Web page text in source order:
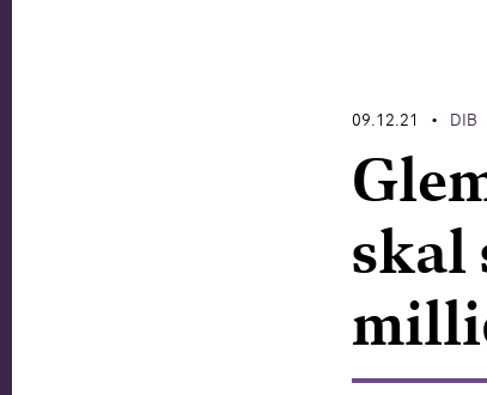
09.12.21 • DIB
skal